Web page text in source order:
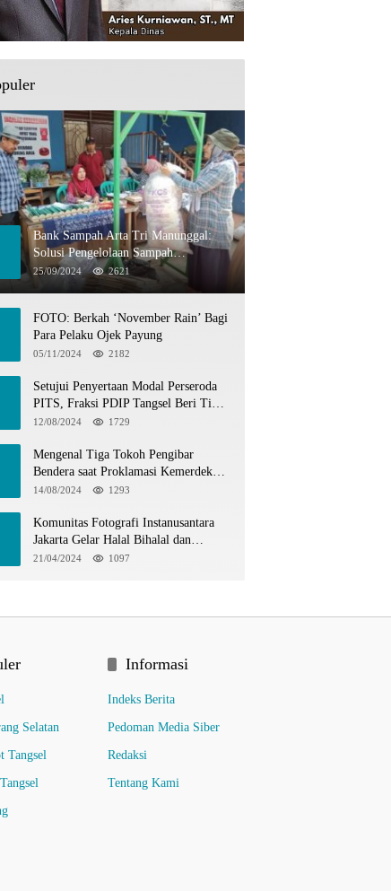
Bank Sampah Arta Tri Manunggal:
Solusi Pengelolaan Sampah
Berkelanjutan di Tangerang Selatan
25/09/2024 2621
FOTO: Berkah ‘November Rain’ Bagi
Para Pelaku Ojek Payung
05/11/2024 2182
Setujui Penyertaan Modal Perseroda
PITS, Fraksi PDIP Tangsel Beri Tiga
Catatan
12/08/2024 1729
Mengenal Tiga Tokoh Pengibar
Bendera saat Proklamasi Kemerdekaan
1945
14/08/2024 1293
Komunitas Fotografi Instanusantara
Jakarta Gelar Halal Bihalal dan
Hunting Bersama di TIM
21/04/2024 1097
Selatan
Tangsel
Informasi
Indeks Berita
Pedoman Media Siber
Redaksi
Tentang Kami